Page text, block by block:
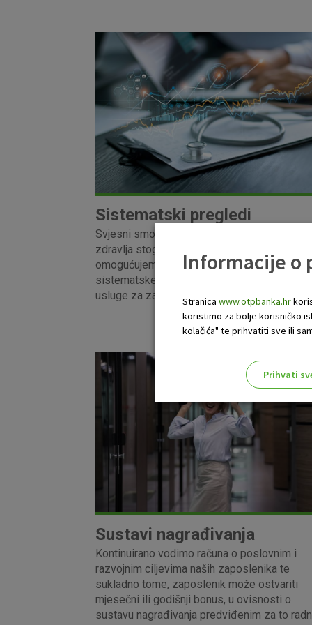
Sistematski pregledi
Svjesni smo važnosti mentalnog i fizičkog
zdravlja stoga našim zaposlenicima
omogućujemo redovite preventivne
sistematske preglede, kao i povoljnije
usluge za zaposlenike i članove njihovih
Sustavi nagrađivanja
Kontinuirano vodimo računa o poslovnim i
razvojnim ciljevima naših zaposlenika te
sukladno tome, zaposlenik može ostvariti
mjesečni ili godišnji bonus, u ovisnosti o
sustavu nagrađivanja predviđenim za to
Informacije o
Stranica www.otpbanka.hr
koristimo za bolje korisničko
kolačića" te prihvatiti sve ili
Prihvati